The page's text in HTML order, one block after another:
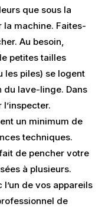
que sous la
la machine. Faites-
Au besoin,
petites tailles
les piles) se logent
du lave-linge. Dans
un minimum de
techniques.
de pencher votre
à plusieurs.
de vos appareils
de